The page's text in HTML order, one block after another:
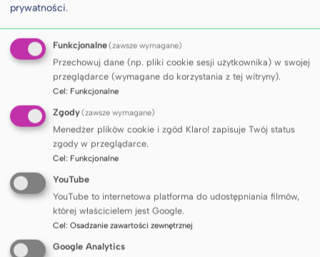
W prezentacji znajdziecie Państwo przydatne
informacje o naborze projektów w ramach Programu
PRELUDIUM 21 NCN (nabór kończący się w czerwcu
2022 roku).
Oferta konkursowa Narodowego Centrum Nauki
Konkurs – PRELUDIUM 21.pdf
prywatności.
Funkcjonalne(zawsze wymagane)
Przechowuj dane (np. pliki cookie sesji użytkownika) w swojej
przeglądarce (wymagane do korzystania z tej witryny).
Cel: Funkcjonalne
Zgody(zawsze wymagane)
Menedżer plików cookie i zgód Klaro! zapisuje Twój status
zgody w przeglądarce.
Cel: Funkcjonalne
YouTube
YouTube to internetowa platforma do udostępniania filmów,
której właścicielem jest Google.
Cel: Osadzanie zawartości zewnętrznej
Google Analytics